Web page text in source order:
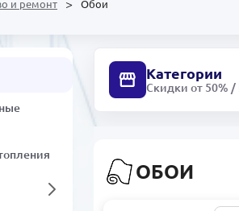
и ремонт Обои
Категории
Скидки от 50%
ОБОИ